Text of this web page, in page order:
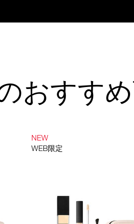
おすす
NEW
WEB限定